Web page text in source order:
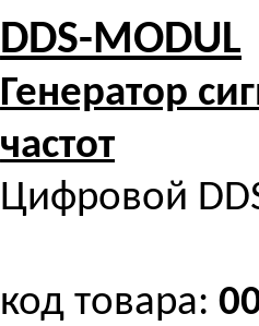
DDS-MODUL
Генератор
частот
Цифровой
код товара: